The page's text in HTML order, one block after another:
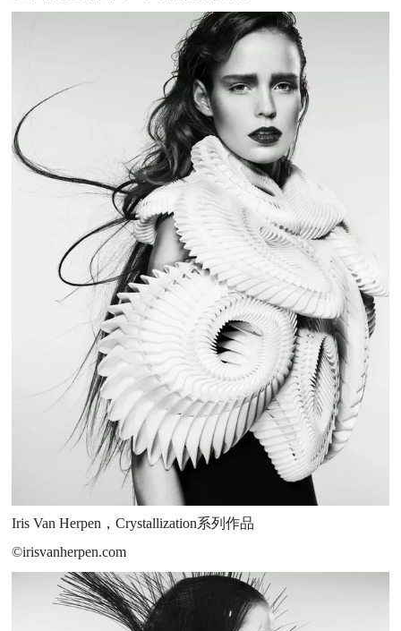
Iris Van Herpen，Crystallization系列作品
©irisvanherpen.com